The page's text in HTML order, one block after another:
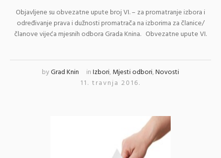
Objavljene su obvezatne upute broj VI. – za promatranje izbora i
određivanje prava i dužnosti promatrača na izborima za članice/
članove vijeća mjesnih odbora Grada Knina. Obvezatne upute VI.
byGrad Knin inIzbori,Mjesti odbori,Novosti
11. travnja 2016.